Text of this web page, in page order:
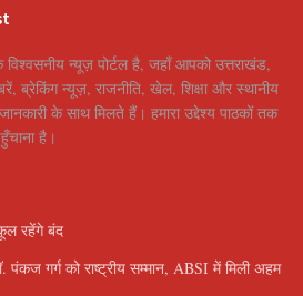
विश्वसनीय न्यूज़ पोर्टल है, जहाँ आपको उत्तराखंड,
ब्रेकिंग न्यूज़, राजनीति, खेल, शिक्षा और स्थानीय
के साथ मिलते हैं। हमारा उद्देश्य पाठकों तक
है।
रहेंगे बंद
गर्ग को राष्ट्रीय सम्मान, ABSI में मिली अहम